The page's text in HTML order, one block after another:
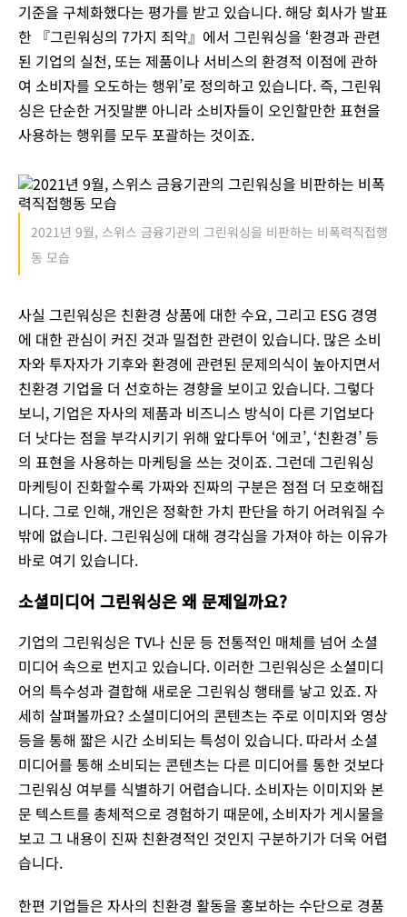
기준을 구체화했다는 평가를 받고 있습니다. 해당 회사가 발표
한 『그린워싱의 7가지 죄악』에서 그린워싱을 ‘환경과 관련
된 기업의 실천, 또는 제품이나 서비스의 환경적 이점에 관하
여 소비자를 오도하는 행위’로 정의하고 있습니다. 즉, 그린워
싱은 단순한 거짓말뿐 아니라 소비자들이 오인할만한 표현을
사용하는 행위를 모두 포괄하는 것이죠.
2021년 9월, 스위스 금융기관의 그린워싱을 비판하는 비폭력직접행
동 모습
사실 그린워싱은 친환경 상품에 대한 수요, 그리고 ESG 경영
에 대한 관심이 커진 것과 밀접한 관련이 있습니다. 많은 소비
자와 투자자가 기후와 환경에 관련된 문제의식이 높아지면서
친환경 기업을 더 선호하는 경향을 보이고 있습니다. 그렇다
보니, 기업은 자사의 제품과 비즈니스 방식이 다른 기업보다
더 낫다는 점을 부각시키기 위해 앞다투어 ‘에코’, ‘친환경’ 등
의 표현을 사용하는 마케팅을 쓰는 것이죠. 그런데 그린워싱
마케팅이 진화할수록 가짜와 진짜의 구분은 점점 더 모호해집
니다. 그로 인해, 개인은 정확한 가치 판단을 하기 어려워질 수
밖에 없습니다. 그린워싱에 대해 경각심을 가져야 하는 이유가
바로 여기 있습니다.
소셜미디어 그린워싱은 왜 문제일까요?
기업의 그린워싱은 TV나 신문 등 전통적인 매체를 넘어 소셜
미디어 속으로 번지고 있습니다. 이러한 그린워싱은 소셜미디
어의 특수성과 결합해 새로운 그린워싱 행태를 낳고 있죠. 자
세히 살펴볼까요? 소셜미디어의 콘텐츠는 주로 이미지와 영상
등을 통해 짧은 시간 소비되는 특성이 있습니다. 따라서 소셜
미디어를 통해 소비되는 콘텐츠는 다른 미디어를 통한 것보다
그린워싱 여부를 식별하기 어렵습니다. 소비자는 이미지와 본
문 텍스트를 총체적으로 경험하기 때문에, 소비자가 게시물을
보고 그 내용이 진짜 친환경적인 것인지 구분하기가 더욱 어렵
습니다.
한편 기업들은 자사의 친환경 활동을 홍보하는 수단으로 경품